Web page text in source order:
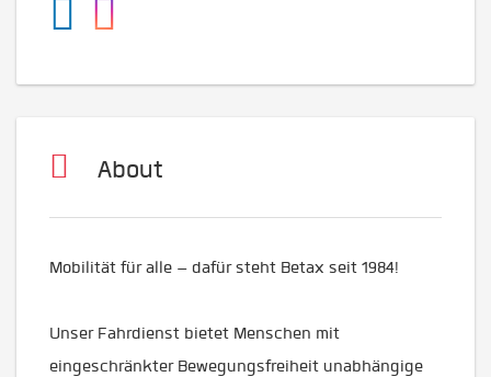
About
Mobilität für alle – dafür steht Betax seit 1984!
Unser Fahrdienst bietet Menschen mit
eingeschränkter Bewegungsfreiheit unabhängige